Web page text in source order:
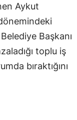
Aykut
Başkanı
toplu iş
bıraktığını